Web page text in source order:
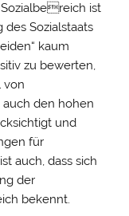
ist
des Sozialstaats
kaum
zu bewerten,
von
den hohen
und
für
auch, dass sich
der
bekennt.